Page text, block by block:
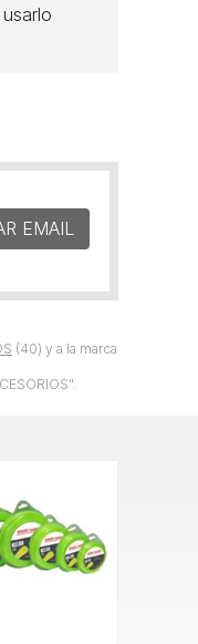
(40) y a la marca
EMAIL